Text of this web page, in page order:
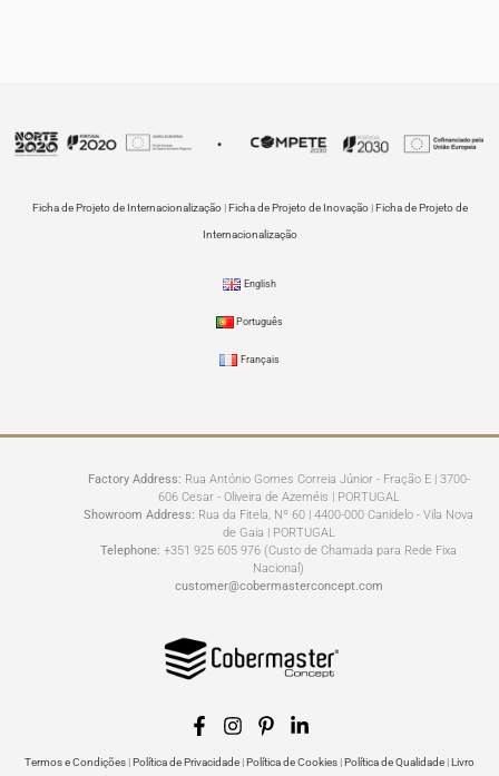
Ficha de Projeto de Internacionalização|Ficha de Projeto de Inovação|Ficha de Projeto de
Internacionalização
English
Português
Français
Factory Address: Rua António Gomes Correia Júnior - Fração E | 3700-
606 Cesar - Oliveira de Azeméis | PORTUGAL
Showroom Address: Rua da Fitela, Nº 60 | 4400-000 Canidelo - Vila Nova
de Gaia | PORTUGAL
Telephone: +351 925 605 976 (Custo de Chamada para Rede Fixa
Nacional)
customer@cobermasterconcept.com
Termos e Condições |Política de Privacidade |Política de Cookies |Política de Qualidade |Livro